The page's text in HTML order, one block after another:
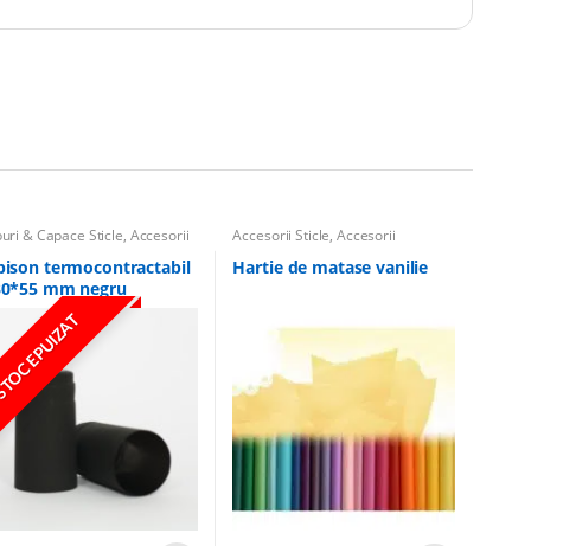
& Capace Sticle, Accesorii
termocontractabil
mm negru
EPUIZAT
Accesorii Sticle, Accesorii
Panglici, Hartie de
Matase, Panza de Iuta pentru
nunta
Hartie de matase vanilie